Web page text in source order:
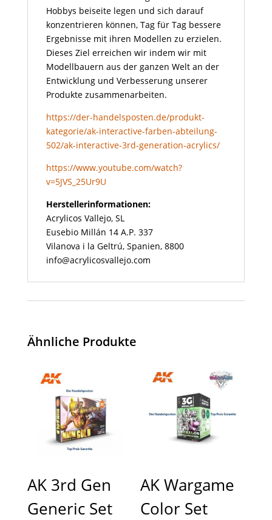
Hobbys beiseite legen und sich darauf
konzentrieren können, Tag für Tag bessere
Ergebnisse mit ihren Modellen zu erzielen.
Dieses Ziel erreichen wir indem wir mit
Modellbauern aus der ganzen Welt an der
Entwicklung und Verbesserung unserer
Produkte zusammenarbeiten.
https://der-handelsposten.de/produkt-
kategorie/ak-interactive-farben-abteilung-
502/ak-interactive-3rd-generation-acrylics/
https://www.youtube.com/watch?
v=5JVS_25Ur9U
Herstellerinformationen:
Acrylicos Vallejo, SL
Eusebio Millán 14 A.P. 337
Vilanova i la Geltrú, Spanien, 8800
info@acrylicosvallejo.com
Ähnliche Produkte
AK 3rd Gen
Generic Set
AK Wargame
Color Set